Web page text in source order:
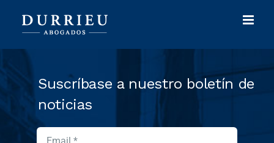
Suscríbase a nuestro boletín de
noticias